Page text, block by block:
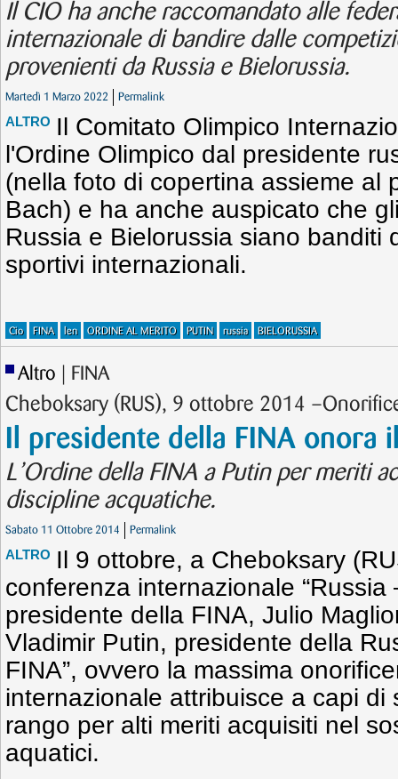
Il CIO ha anche raccomandato alle
internazionale di bandire dalle
provenienti da Russia e Bielorussia.
Martedì 1 Marzo 2022 Permalink
ALTRO Il Comitato Olimpico
l'Ordine Olimpico dal presidente
(nella foto di copertina assieme al
Bach) e ha anche auspicato che
Russia e Bielorussia siano banditi
sportivi internazionali.
Cio FINA len ORDINE AL MERITO PUTIN russia BIELORUSSIA
Altro | FINA
Cheboksary (RUS), 9 ottobre 2014
Il presidente della FINA onora
L’Ordine della FINA a Putin per meriti
discipline acquatiche.
Sabato 11 Ottobre 2014 Permalink
ALTRO Il 9 ottobre, a Cheboksary
conferenza internazionale “Russia
presidente della FINA, Julio
Vladimir Putin, presidente della
FINA”, ovvero la massima
internazionale attribuisce a capi di
rango per alti meriti acquisiti nel
aquatici.